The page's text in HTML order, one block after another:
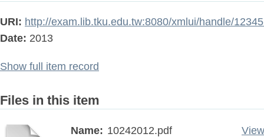
URI: http://exam.lib.tku.edu.tw:8080/xmlui/handle/
Date: 2013
Show full item record
Files in this item
Name: 10242012.pdf